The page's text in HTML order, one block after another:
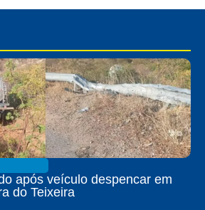
após veículo despencar em
do Teixeira